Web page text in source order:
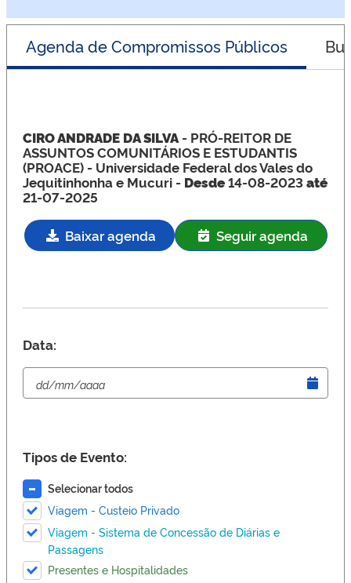
Agenda de Compromissos Públicos
CIRO ANDRADE DA SILVA - PRÓ-REITOR DE
ASSUNTOS COMUNITÁRIOS E ESTUDANTIS
(PROACE) - Universidade Federal dos Vales do
Jequitinhonha e Mucuri - Desde14-08-2023até
21-07-2025
Baixar agenda Seguir agenda
Data:
Tipos de Evento:
Selecionar todos
Viagem - Custeio Privado
Viagem - Sistema de Concessão de Diárias e
Passagens
Presentes e Hospitalidades